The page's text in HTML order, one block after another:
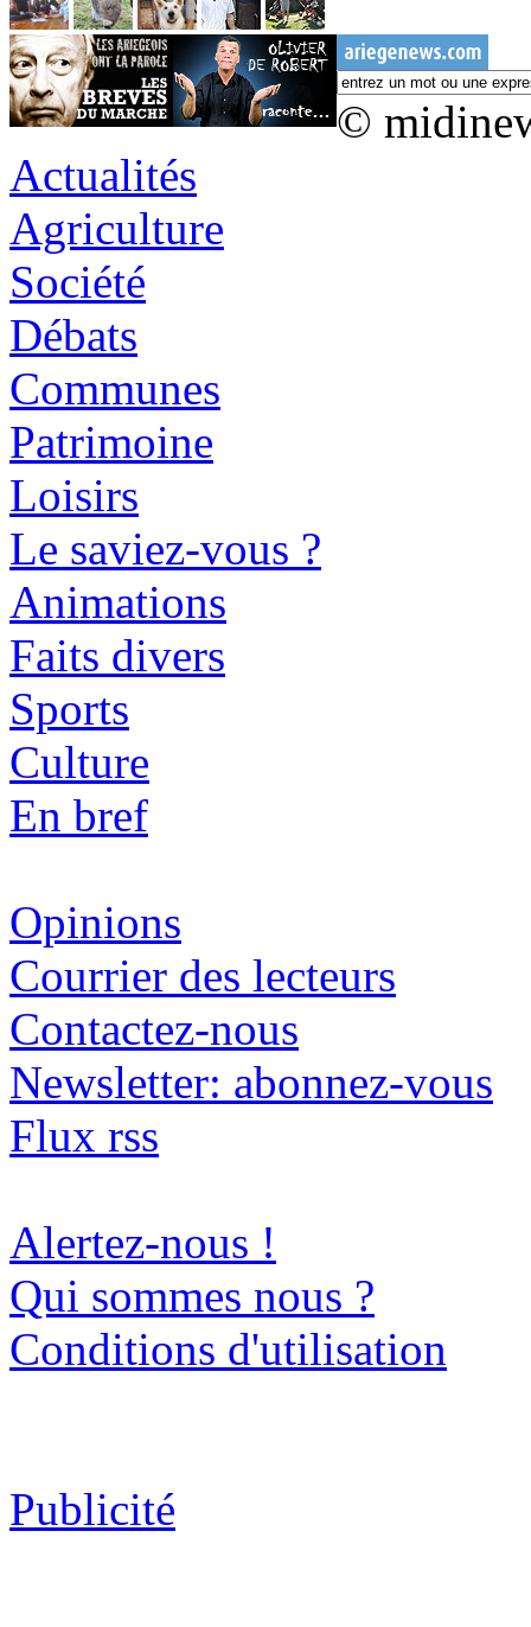
©
Actualités
Agriculture
Société
Débats
Communes
Patrimoine
Loisirs
Le saviez-vous ?
Animations
Faits divers
Sports
Culture
En bref
Opinions
Courrier des lecteurs
Contactez-nous
Newsletter: abonnez-vous
Flux rss
Alertez-nous !
Qui sommes nous ?
Conditions d'utilisation
Publicité